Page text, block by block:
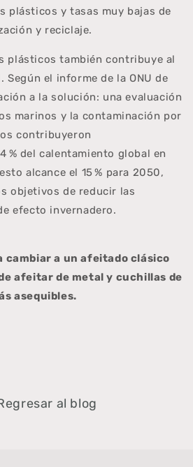
plásticos y tasas muy bajas de
y reciclaje.
plásticos también contribuye al
el informe de la ONU de
a la solución: una evaluación
marinos y la contaminación por
contribuyeron
% del calentamiento global en
alcance el 15 % para 2050,
objetivos de reducir las
efecto invernadero.
cambiar a un afeitado clásico
afeitar de metal y cuchillas de
asequibles.
al blog